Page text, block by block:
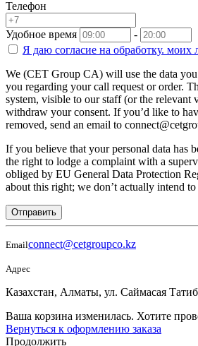
Телефон
Удобное время
-
Я даю согласие на обработку. моих
We (CET Group CA) will use the data
you regarding your call request or order.
system, visible to our staff (or the relevant
withdraw your consent. If you’d like to
removed, send an email to
If you believe that your personal data has
the right to lodge a complaint with a
obliged by EU General Data Protection
about this right; we don’t actually intend to
Отправить
Emailconnect@cetgroupco.kz
Адрес
Казахстан, Алматы, ул. Саймасая
Ваша корзина изменилась. Хотите
Вернуться к оформлению заказа
Продолжить